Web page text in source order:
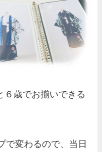
６歳でお揃いできる
で変わるので、当日